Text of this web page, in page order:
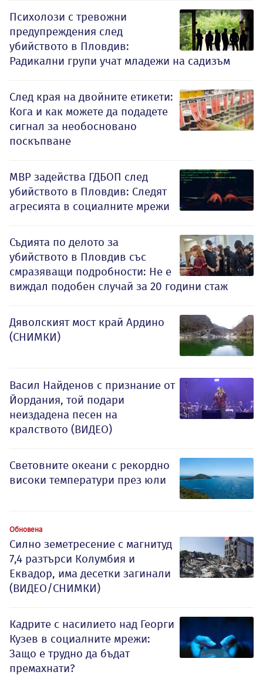
Психолози с тревожни
предупреждения след
убийството в Пловдив:
Радикални групи учат младежи на садизъм
След края на двойните етикети:
Кога и как можете да подадете
сигнал за необосновано
поскъпване
МВР задейства ГДБОП след
убийството в Пловдив: Следят
агресията в социалните мрежи
Съдията по делото за
убийството в Пловдив със
смразяващи подробности: Не е
виждал подобен случай за 20 години стаж
Дяволският мост край Ардино
(СНИМКИ)
Васил Найденов с признание от
Йордания, той подари
неиздадена песен на
кралството (ВИДЕО)
Световните океани с рекордно
високи температури през юли
Обновена
Силно земетресение с магнитуд
7,4 разтърси Колумбия и
Еквадор, има десетки загинали
(ВИДЕО/СНИМКИ)
Кадрите с насилието над Георги
Кузев в социалните мрежи:
Защо е трудно да бъдат
премахнати?